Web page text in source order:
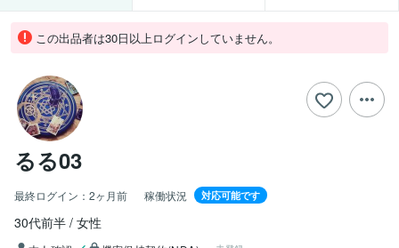
この出品者は30日以上ログインしていません。
るる03
最終ログイン： 2ヶ月前 稼働状況 対応可能です
30代前半 女性